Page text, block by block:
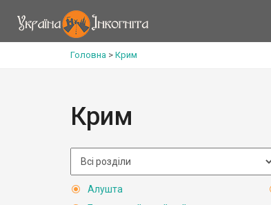
Головна > Крим
Крим
Алушта